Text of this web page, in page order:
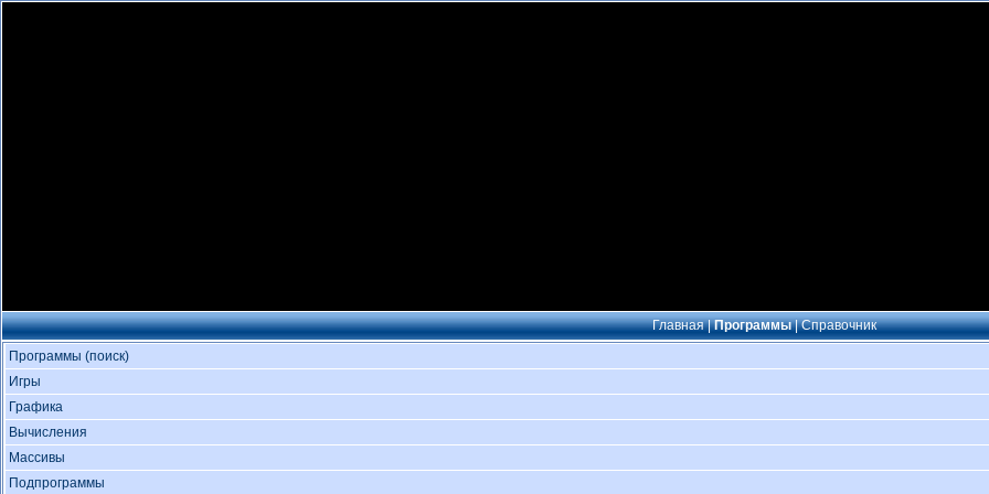
Главная|Программы|Справочник
Программы (поиск)
Игры
Графика
Вычисления
Массивы
Подпрограммы